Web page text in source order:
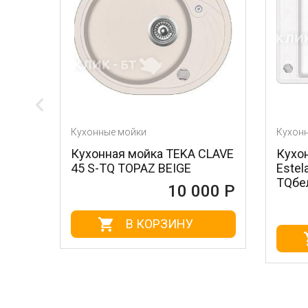
Кухонные мойки
Кухонная мойка TEKA CLAVE
45 S-TQ TOPAZ BEIGE
10 000 Р
В КОРЗИНУ
Кухонные
Кухонная
Estela50B-
В